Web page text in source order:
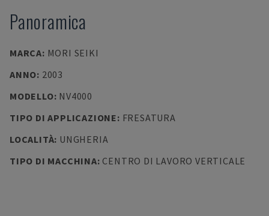
Panoramica
MARCA: MORI SEIKI
ANNO: 2003
MODELLO: NV4000
TIPO DI APPLICAZIONE: FRESATURA
LOCALITÀ: UNGHERIA
TIPO DI MACCHINA: CENTRO DI LAVORO VERTICALE